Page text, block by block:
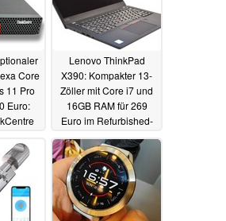
Core
11 Pro
Euro:
Deal
Lenovo ThinkPad
X390: Kompakter 13-
Zöller mit Core i7 und
16GB RAM für 269
Euro im Refurbished-
Deal12.06.2024